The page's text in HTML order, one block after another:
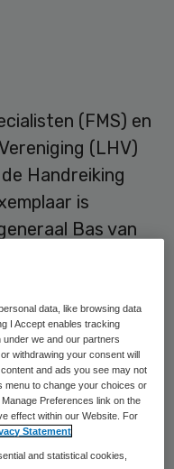
(FMS) en
(LHV)
Handreiking
is
Bas van
website. In het
om de zorg
te verlenen.
zijn
in huisvesting
systemen die
data, like browsing data
I Accept enables tracking
we and our partners
withdrawing your consent will
and ads you see may not
menu to change your choices or
Preferences link on the
effect within our Website. For
Statement
and statistical cookies,